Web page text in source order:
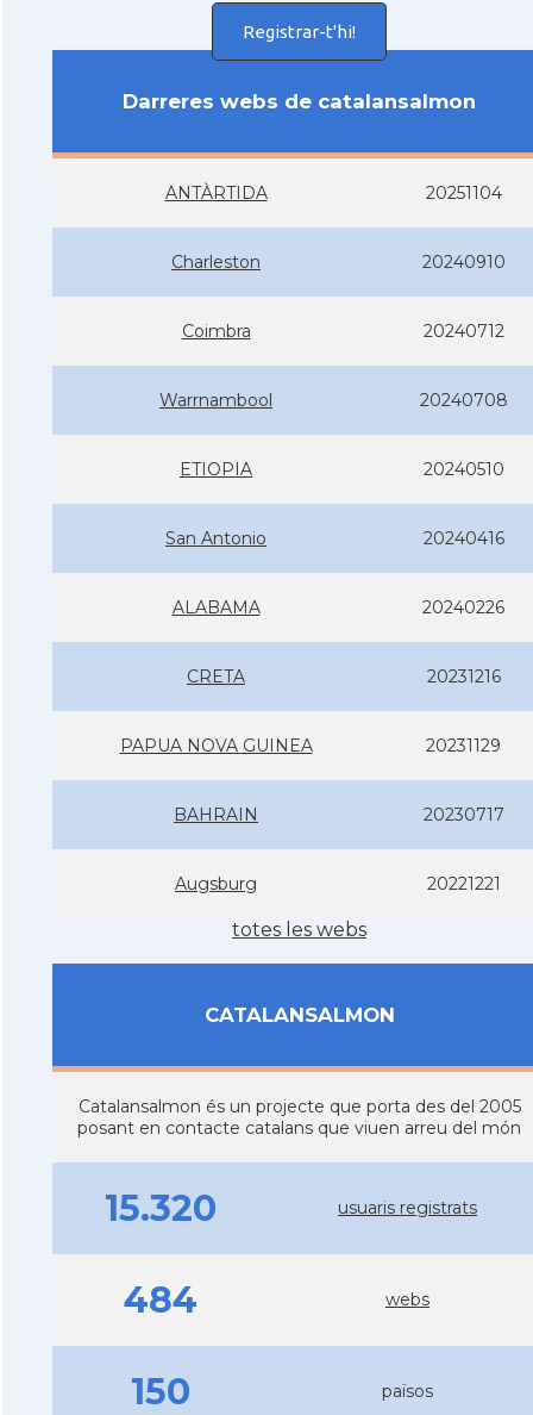
Registrar-t'hi!
Darreres webs de catalansalmon
ANTÀRTIDA 20251104
Charleston 20240910
Coimbra 20240712
Warrnambool 20240708
ETIOPIA 20240510
San Antonio 20240416
ALABAMA 20240226
CRETA 20231216
PAPUA NOVA GUINEA 20231129
BAHRAIN 20230717
Augsburg 20221221
totes les webs
CATALANSALMON
Catalansalmon és un projecte que porta des del 2005
posant en contacte catalans que viuen arreu del món
15.320 usuaris registrats
484 webs
150 països